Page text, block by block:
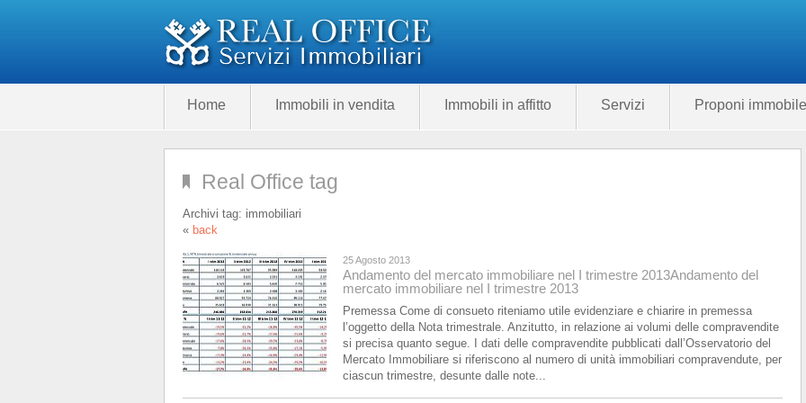
Home Immobili in vendita Immobili in affitto Servizi Proponi immobile
Real Office tag
Archivi tag: immobiliari
« back
25 Agosto 2013
Andamento del mercato immobiliare nel I trimestre 2013Andamento del
mercato immobiliare nel I trimestre 2013
Premessa Come di consueto riteniamo utile evidenziare e chiarire in premessa
l’oggetto della Nota trimestrale. Anzitutto, in relazione ai volumi delle compravendite
si precisa quanto segue. I dati delle compravendite pubblicati dall’Osservatorio del
Mercato Immobiliare si riferiscono al numero di unità immobiliari compravendute, per
ciascun trimestre, desunte dalle note...
Categoria